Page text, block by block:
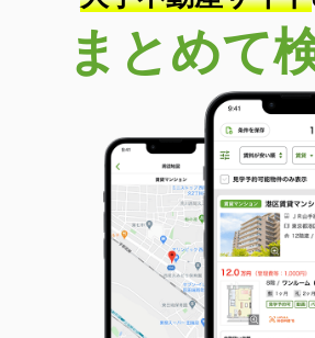
まとめて